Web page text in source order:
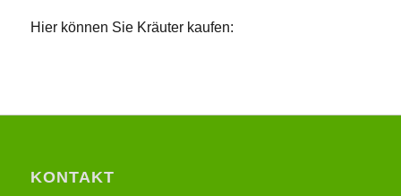
Hier können Sie Kräuter kaufen:
KONTAKT